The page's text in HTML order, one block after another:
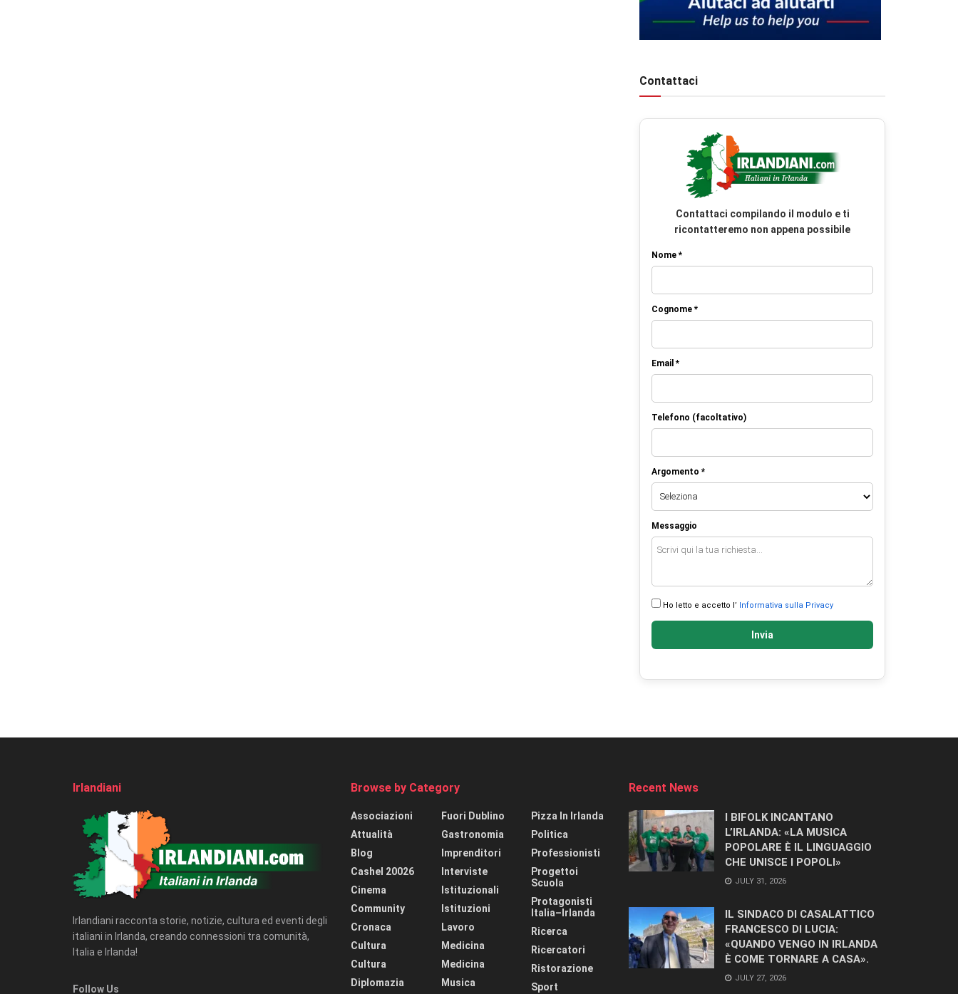
Contattaci
Contattaci compilando il modulo e ti
ricontatteremo non appena possibile
Nome *
Cognome *
Email *
Telefono (facoltativo)
Argomento *
Messaggio
Ho letto e accetto l’ Informativa sulla Privacy
Invia
Irlandiani
Irlandiani racconta storie, notizie, cultura ed eventi degli
italiani in Irlanda, creando connessioni tra comunità,
Italia e Irlanda!
Follow Us
Browse by Category
Associazioni
Attualità
Blog
Cashel 20026
Cinema
Community
Cronaca
Cultura
Cultura
Diplomazia
Fuori Dublino
Gastronomia
Imprenditori
Interviste
Istituzionali
Istituzioni
Lavoro
Medicina
Medicina
Musica
Pizza In Irlanda
Politica
Professionisti
Progettoi
Scuola
Protagonisti
Italia–Irlanda
Ricerca
Ricercatori
Ristorazione
Sport
Recent News
I BIFOLK INCANTANO
L’IRLANDA: «LA MUSICA
POPOLARE È IL LINGUAGGIO
CHE UNISCE I POPOLI»
JULY 31, 2026
IL SINDACO DI CASALATTICO
FRANCESCO DI LUCIA:
«QUANDO VENGO IN IRLANDA
È COME TORNARE A CASA».
JULY 27, 2026